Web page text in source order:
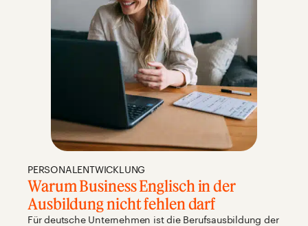
PERSONALENTWICKLUNG
Warum Business Englisch in der
Ausbildung nicht fehlen darf
Für deutsche Unternehmen ist die Berufsausbildung der